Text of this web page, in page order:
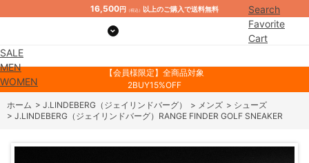
16,500円 （税込） 以上のご購入で送料無料
Search
Favorite
Cart
SALE
MEN
WOMEN
【会員様限定】全商品対象
2BUY15%OFF
ホーム > J.LINDEBERG（ジェイリンドバーグ） > メンズ > シューズ
> J.LINDEBERG（ジェイリンドバーグ）RANGE FINDER GOLF SNEAKER